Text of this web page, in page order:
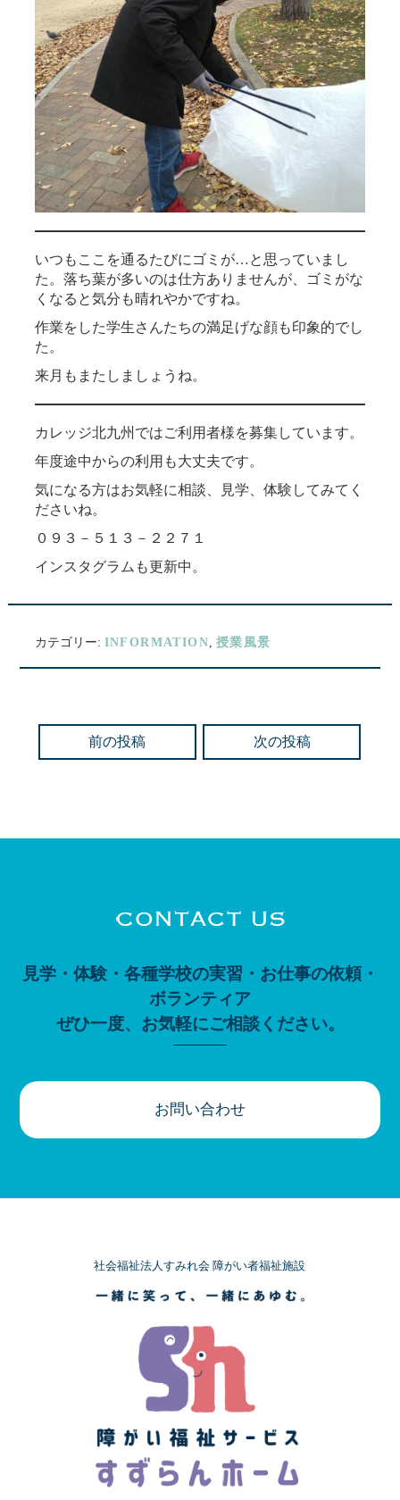
いつもここを通るたびにゴミが…と思っていまし
た。落ち葉が多いのは仕方ありませんが、ゴミがな
くなると気分も晴れやかですね。
作業をした学生さんたちの満足げな顔も印象的でし
た。
来月もまたしましょうね。
カレッジ北九州ではご利用者様を募集しています。
年度途中からの利用も大丈夫です。
気になる方はお気軽に相談、見学、体験してみてく
ださいね。
０９３－５１３－２２７１
インスタグラムも更新中。
カテゴリー: INFORMATION 授業風景
前の投稿 次の投稿
見学・体験・各種学校の実習・お仕事の依頼・
ボランティア
ぜひ一度、お気軽にご相談ください。
お問い合わせ
社会福祉法人すみれ会 障がい者福祉施設